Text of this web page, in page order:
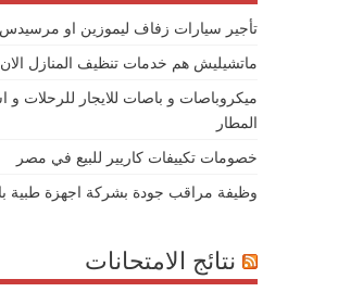
تأجير سيارات زفاف ليموزين او مرسيدس
ماتشيليش هم خدمات تنظيف المنازل
ميكروباصات و باصات للايجار للرحلات و
المطار
خصومات تكييفات كاريير للبيع في مصر
وظيفة مراقب جودة بشركة اجهزة طبية
نتائج الامتحانات